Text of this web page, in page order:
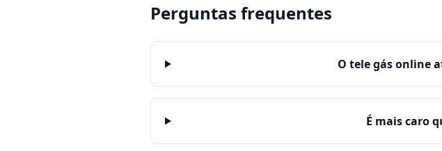
Perguntas frequentes
O tele gás online
É mais caro